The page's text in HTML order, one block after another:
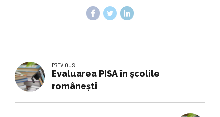
PREVIOUS
Evaluarea PISA în şcolile
româneşti